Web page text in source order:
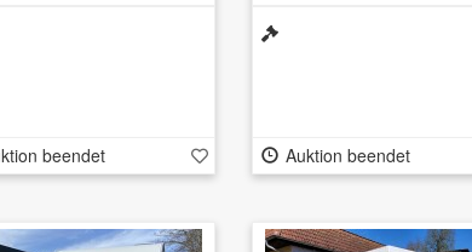
beendet Auktion beendet